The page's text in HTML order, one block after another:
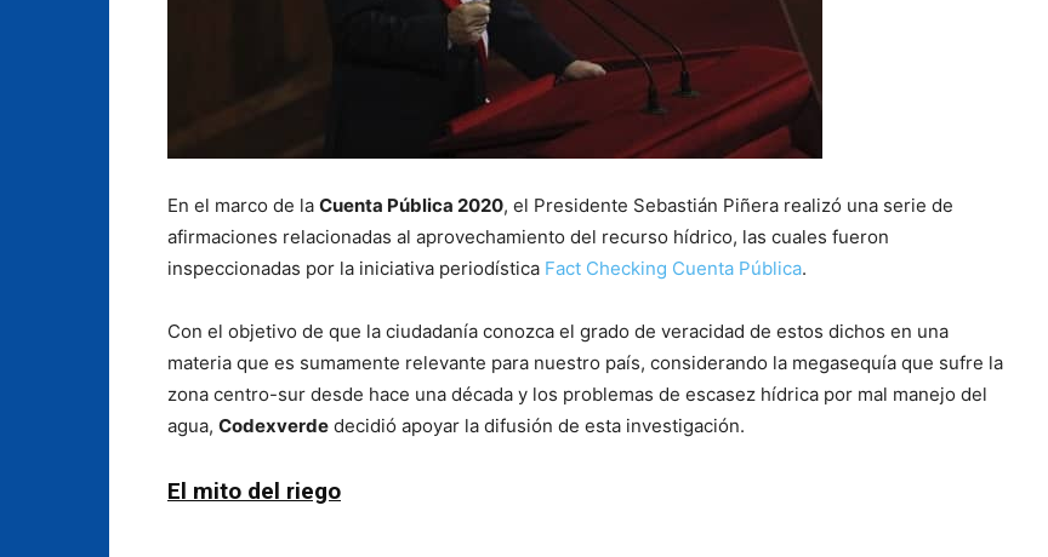
En el marco de la Cuenta Pública 2020, el Presidente Sebastián Piñera realizó una serie de
afirmaciones relacionadas al aprovechamiento del recurso hídrico, las cuales fueron
inspeccionadas por la iniciativa periodística Fact Checking Cuenta Pública.
Con el objetivo de que la ciudadanía conozca el grado de veracidad de estos dichos en una
materia que es sumamente relevante para nuestro país, considerando la megasequía que sufre la
zona centro-sur desde hace una década y los problemas de escasez hídrica por mal manejo del
agua, Codexverde decidió apoyar la difusión de esta investigación.
El mito del riego